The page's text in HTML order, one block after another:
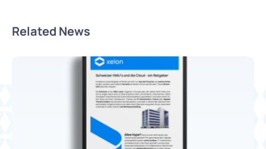
Related News